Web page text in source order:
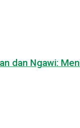
dan Ngawi: